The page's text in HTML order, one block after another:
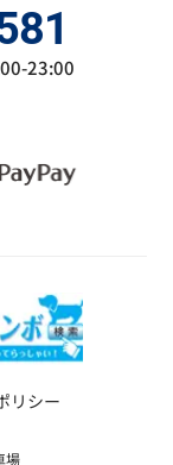
23:00
リシー
場